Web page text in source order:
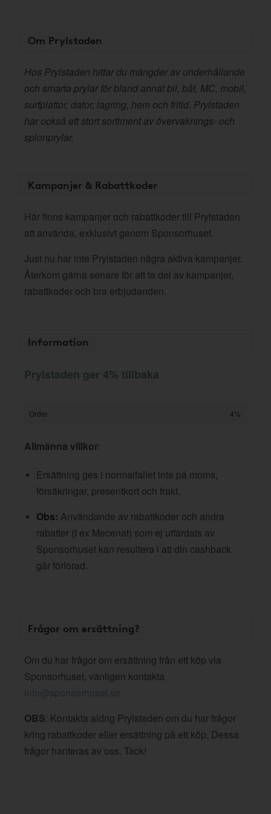
Om Prylstaden
Hos Prylstaden hittar du mängder av underhållande
och smarta prylar för bland annat bil, båt, MC, mobil,
surfplattor, dator, lagring, hem och fritid. Prylstaden
har också ett stort sortiment av övervaknings- och
spionprylar.
Kampanjer & Rabattkoder
Här finns kampanjer och rabattkoder till Prylstaden
att använda, exklusivt genom Sponsorhuset.
Just nu har inte Prylstaden några aktiva kampanjer.
Återkom gärna senare för att ta del av kampanjer,
rabattkoder och bra erbjudanden.
Information
Prylstaden ger 4% tillbaka
Order 4%
Allmänna villkor:
Ersättning ges i normalfallet inte på moms,
försäkringar, presentkort och frakt.
Obs: Användande av rabattkoder och andra
rabatter (t ex Mecenat) som ej utfärdats av
Sponsorhuset kan resultera i att din cashback
går förlorad.
Frågor om ersättning?
Om du har frågor om ersättning från ett köp via
Sponsorhuset, vänligen kontakta
info@sponsorhuset.se
OBS: Kontakta aldrig Prylstaden om du har frågor
kring rabattkoder eller ersättning på ett köp. Dessa
frågor hanteras av oss. Tack!